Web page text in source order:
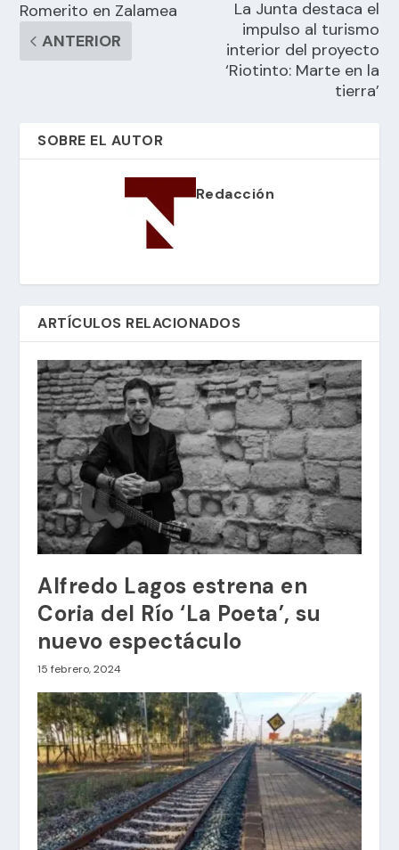
Romerito en Zalamea
ANTERIOR
La Junta destaca el
impulso al turismo
interior del proyecto
‘Riotinto: Marte en la
tierra’
SOBRE EL AUTOR
Redacción
ARTÍCULOS RELACIONADOS
Alfredo Lagos estrena en
Coria del Río ‘La Poeta’, su
nuevo espectáculo
15 febrero, 2024